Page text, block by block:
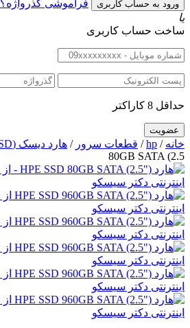
فراموشی گذرواژه؟
یا
ساخت حساب کاربری
حداقل 8 کاراکتر
خانه /
hp
/ قطعات سرور / هارد دیسک (SSD)
80GB SATA (2.5